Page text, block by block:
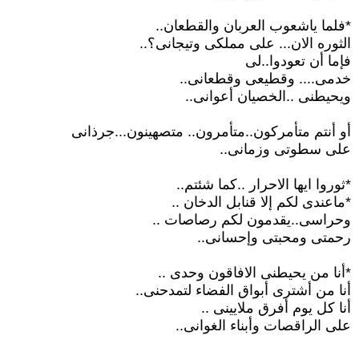
*فلما ياشعوب العربان والقطعان..
الثوره الان... على مملكى وتيجانى؟..
فإما أن تعودوا..لى
خدمى.... وقطيعى وقطعانى..
ويحيطنى ..الخصيان أعوانى..
أو أنتم متأمركون..متأمرون.. متصهينون...جرذانى
على سطوتى وزمانى..
*ثوروا ايها الاحرار ..كما شئتم..
*ماعندى لكم إلا قنابل الدخان ..
وحراسى..يقدمون لكم رصاصات ..
رحمتى ومحبتى وإحسانى..
*أنا من يحيطنى الافاقون وحدى ..
أنا من أشترى أبواق الفضاء لتمدحنى..
أنا كل يوم أفرق ملايينى ..
على الراقصات وأبناء الغوانى..